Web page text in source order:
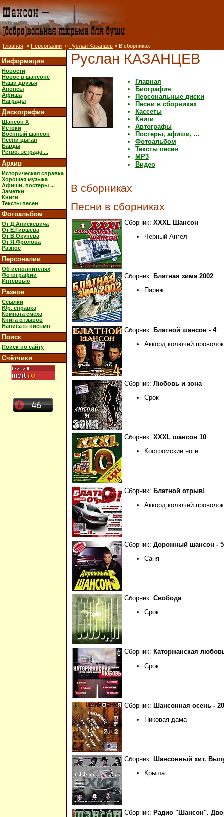
Главная » Персоналии » Руслан Казанцев » В сборниках
Информация
Новости
Новое в шансоне
Наши друзья
Анонсы
Афиша
Награды
Дискография
Шансон X
Истоки
Военный шансон
Песни цыган
Барды
Ретро, эстрада ...
Архив
Историческая справка
Хорошая музыка
Афиши, постеры ...
Заметки
Книги
Тексты песен
Фотоальбом
От Д.Анискевича
От Е.Гиршева
От В.Окунева
От Я.Фролова
Разное
Персоналии
Об исполнителях
Фотографии
Интервью
Разное
Ссылки
Юр. справка
Комната смеха
Книга отзывов
Написать письмо
Поиск
Поиск по сайту
Счётчики
Руслан КАЗАНЦЕВ
Главная
Биография
Персональные диски
Песни в сборниках
Кассеты
Книги
Автографы
Постеры, афиши, ...
Фотоальбом
Тексты песен
MP3
Видео
В сборниках
Песни в сборниках
Сборник: XXXL Шансон
Черный Ангел
Сборник: Блатная зима 2002
Париж
Сборник: Блатной шансон - 4
Аккорд колючей
Сборник: Любовь и зона
Срок
Сборник: XXXL шансон 10
Костромские ноги
Сборник: Блатной отрыв!
Аккорд колючей
Сборник: Дорожный шансон - 5
Саня
Сборник: Свобода
Срок
Сборник: Каторжанская
Срок
Сборник: Шансонная осень -
Пиковая дама
Сборник: Шансонный хит.
Крыша
Сборник: Радио "Шансон".